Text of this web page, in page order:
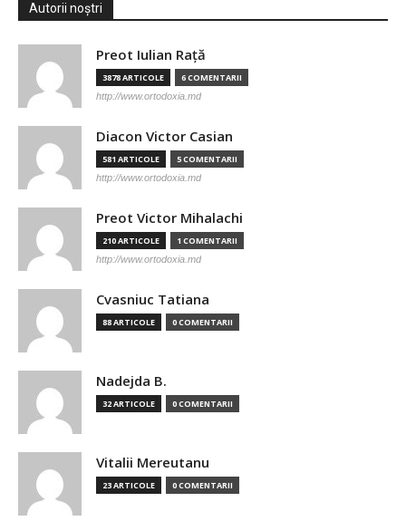
Autorii noștri
Preot Iulian Raţă
3878 ARTICOLE 6 COMENTARII
http://www.ortodoxia.md
Diacon Victor Casian
581 ARTICOLE 5 COMENTARII
http://www.ortodoxia.md
Preot Victor Mihalachi
210 ARTICOLE 1 COMENTARII
http://www.ortodoxia.md
Cvasniuc Tatiana
88 ARTICOLE 0 COMENTARII
Nadejda B.
32 ARTICOLE 0 COMENTARII
Vitalii Mereutanu
23 ARTICOLE 0 COMENTARII